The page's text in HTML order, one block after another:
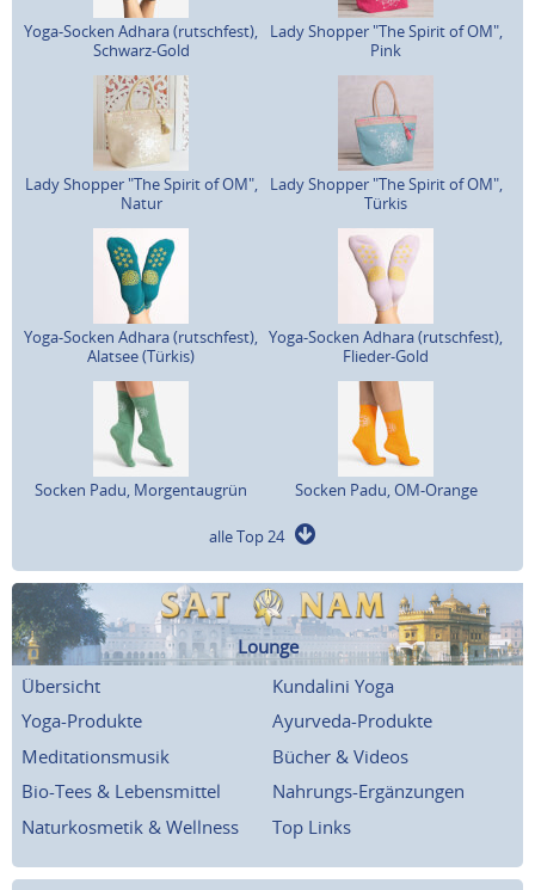
Yoga-Socken Adhara (rutschfest),
Schwarz-Gold
Lady Shopper "The Spirit of OM",
Pink
Lady Shopper "The Spirit of OM",
Natur
Lady Shopper "The Spirit of OM",
Türkis
Yoga-Socken Adhara (rutschfest),
Alatsee (Türkis)
Yoga-Socken Adhara (rutschfest),
Flieder-Gold
Socken Padu, Morgentaugrün Socken Padu, OM-Orange
alle Top 24
Lounge
Übersicht
Kundalini Yoga
Yoga-Produkte
Ayurveda-Produkte
Meditationsmusik
Bücher & Videos
Bio-Tees & Lebensmittel
Nahrungs-Ergänzungen
Naturkosmetik & Wellness
Top Links